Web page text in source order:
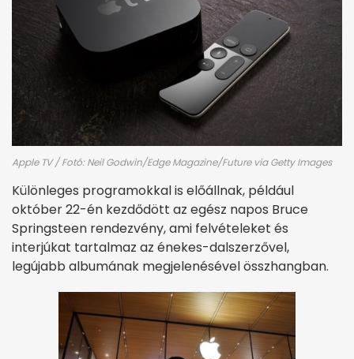
Apple TV / Fotó: Neil Godwin/Edge Magazine/Future via Getty Images
Különleges programokkal is előállnak, például
október 22-én kezdődött az egész napos Bruce
Springsteen rendezvény, ami felvételeket és
interjúkat tartalmaz az énekes-dalszerzővel,
legújabb albumának megjelenésével összhangban.